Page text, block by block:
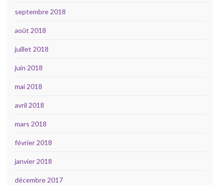
septembre 2018
août 2018
juillet 2018
juin 2018
mai 2018
avril 2018
mars 2018
février 2018
janvier 2018
décembre 2017